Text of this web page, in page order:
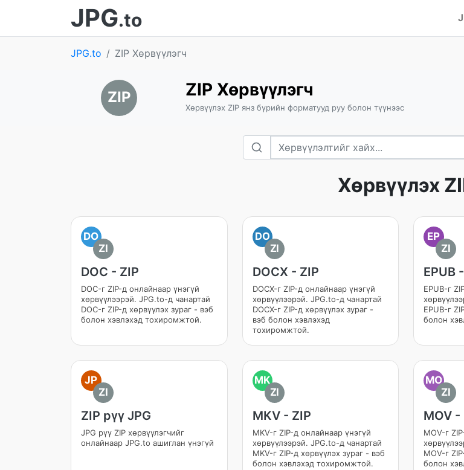
JPG.to
JPG.to ZIP Хөрвүүлэгч
ZIP ZIP Хөрвүүлэгч
Хөрвүүлэх ZIP янз бүрийн форматууд руу болон түүнээс
Хөрвүүлэх
DO
ZI
DOC - ZIP
DOC-г ZIP-д онлайнаар үнэгүй
хөрвүүлээрэй. JPG.to-д чанартай
DOC-г ZIP-д хөрвүүлэх зураг - вэб
болон хэвлэхэд тохиромжтой.
DO
ZI
DOCX - ZIP
DOCX-г ZIP-д онлайнаар үнэгүй
хөрвүүлээрэй. JPG.to-д чанартай
DOCX-г ZIP-д хөрвүүлэх зураг -
вэб болон хэвлэхэд
тохиромжтой.
EP
ZI
EPUB
EPUB-г
EPUB-г
болон
JP
ZI
ZIP рүү JPG
JPG рүү ZIP хөрвүүлэгчийг
онлайнаар JPG.to ашиглан үнэгүй
MK
ZI
MKV - ZIP
MKV-г ZIP-д онлайнаар үнэгүй
хөрвүүлээрэй. JPG.to-д чанартай
MKV-г ZIP-д хөрвүүлэх зураг - вэб
болон хэвлэхэд тохиромжтой.
MO
ZI
MOV -
MOV-г
MOV-г
болон